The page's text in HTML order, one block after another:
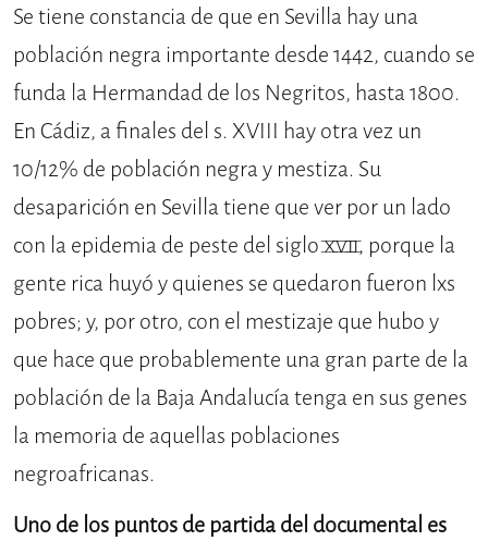
Se tiene constancia de que en Sevilla hay una
población negra importante desde 1442, cuando se
funda la Hermandad de los Negritos, hasta 1800.
En Cádiz, a finales del s. XVIII hay otra vez un
10/12% de población negra y mestiza. Su
desaparición en Sevilla tiene que ver por un lado
con la epidemia de peste del siglo XVII, porque la
gente rica huyó y quienes se quedaron fueron lxs
pobres; y, por otro, con el mestizaje que hubo y
que hace que probablemente una gran parte de la
población de la Baja Andalucía tenga en sus genes
la memoria de aquellas poblaciones
negroafricanas.
Uno de los puntos de partida del documental es